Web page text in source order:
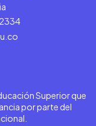
Superior que
por parte del